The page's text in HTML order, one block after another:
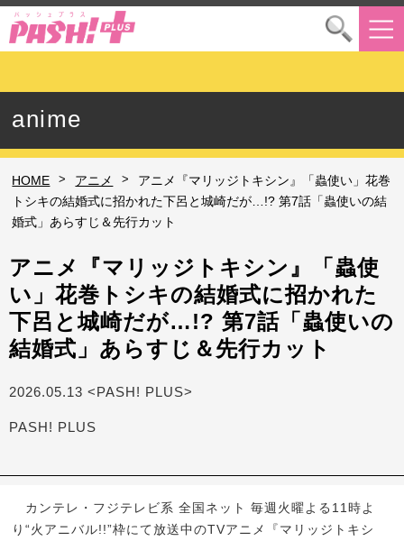
anime
HOME > アニメ >
アニメ『マリッジトキシン』「蟲使い」花巻
トシキの結婚式に招かれた下呂と城崎だが…!? 第7話「蟲使いの結
婚式」あらすじ＆先行カット
アニメ『マリッジトキシン』「蟲使
い」花巻トシキの結婚式に招かれた
下呂と城崎だが…!? 第7話「蟲使いの
結婚式」あらすじ＆先行カット
2026.05.13 <PASH! PLUS>
PASH! PLUS
カンテレ・フジテレビ系 全国ネット 毎週火曜よる11時よ
り“火アニバル!!”枠にて放送中のTVアニメ『マリッジトキシ